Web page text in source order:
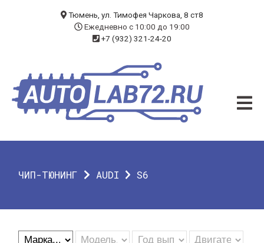
ЧИП-ТЮНИНГ
ДИАГНОСТИКА
Тюмень, ул. Тимофея Чаркова, 8 ст8
Ежедневно с 10:00 до 19:00
+7 (932) 321-24-20
ЧИП-ТЮНИНГ AUDI S6